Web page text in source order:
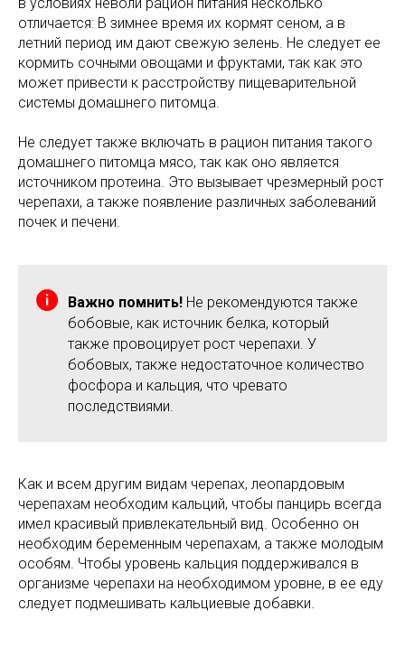
в условиях неволи рацион питания несколько
отличается: В зимнее время их кормят сеном, а в
летний период им дают свежую зелень. Не следует ее
кормить сочными овощами и фруктами, так как это
может привести к расстройству пищеварительной
системы домашнего питомца.
Не следует также включать в рацион питания такого
домашнего питомца мясо, так как оно является
источником протеина. Это вызывает чрезмерный рост
черепахи, а также появление различных заболеваний
почек и печени.
Важно помнить! Не рекомендуются также
бобовые, как источник белка, который
также провоцирует рост черепахи. У
бобовых, также недостаточное количество
фосфора и кальция, что чревато
последствиями.
Как и всем другим видам черепах, леопардовым
черепахам необходим кальций, чтобы панцирь всегда
имел красивый привлекательный вид. Особенно он
необходим беременным черепахам, а также молодым
особям. Чтобы уровень кальция поддерживался в
организме черепахи на необходимом уровне, в ее еду
следует подмешивать кальциевые добавки.